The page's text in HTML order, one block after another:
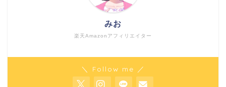
楽天Amazonアフィリエイター
みお
＼ Follow me ／